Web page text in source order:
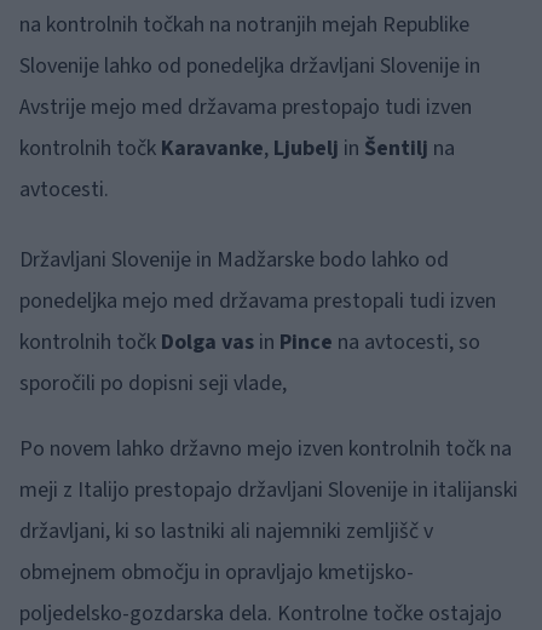
na kontrolnih točkah na notranjih mejah Republike
Slovenije lahko od ponedeljka državljani Slovenije in
Avstrije mejo med državama prestopajo tudi izven
kontrolnih točk Karavanke, Ljubelj in Šentilj na
avtocesti.
Državljani Slovenije in Madžarske bodo lahko od
ponedeljka mejo med državama prestopali tudi izven
kontrolnih točk Dolga vas in Pince na avtocesti, so
sporočili po dopisni seji vlade,
Po novem lahko državno mejo izven kontrolnih točk na
meji z Italijo prestopajo državljani Slovenije in italijanski
državljani, ki so lastniki ali najemniki zemljišč v
obmejnem območju in opravljajo kmetijsko-
poljedelsko-gozdarska dela. Kontrolne točke ostajajo